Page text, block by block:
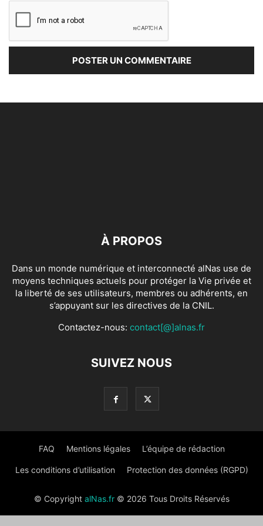
s’appuyant sur les directives de la CNIL.
SUIVEZ NOUS
Les conditions d’utilisation Protection des données (RGPD)
© CopyrightalNas.fr© 2026 Tous Droits Réservés